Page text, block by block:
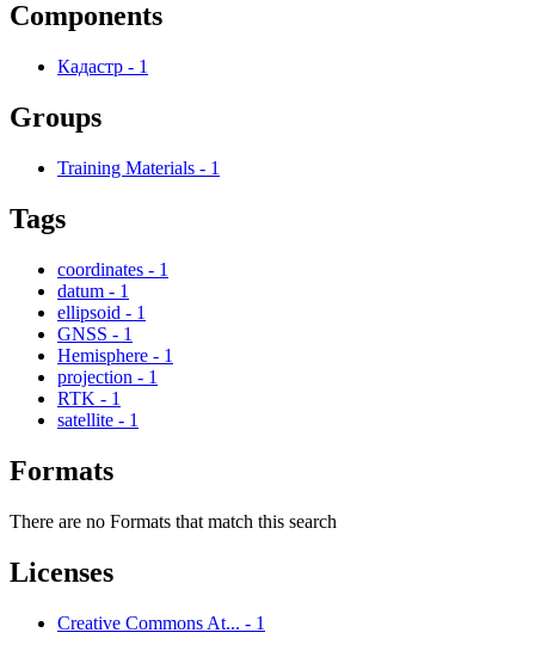
Components
Кадастр - 1
Groups
Training Materials - 1
Tags
coordinates - 1
datum - 1
ellipsoid - 1
GNSS - 1
Hemisphere - 1
projection - 1
RTK - 1
satellite - 1
Formats
There are no Formats that match this search
Licenses
Creative Commons At... - 1